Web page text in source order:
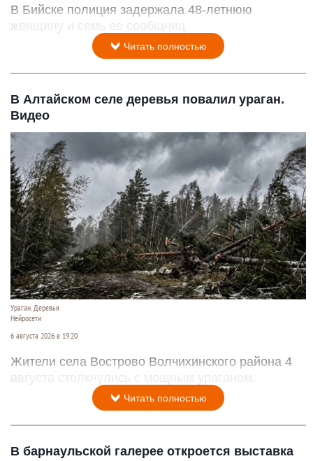
В Бийске полиция задержала 48-летнюю
женщину и семь ее сообщниц.
Читать полностью
В Алтайском селе деревья повалил ураган.
Видео
Ураган. Деревья
Нейросети
6 августа 2026 в 19:20
Жители села Вострово Волчихинского района 4
августа столкнулись с мощным ураганом.
Читать полностью
В барнаульской галерее откроется выставка